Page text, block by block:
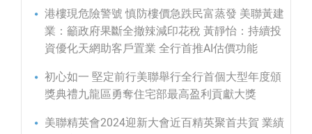
港樓現危險警號 慎防樓價急跌民富蒸發 美聯黃建
業：籲政府果斷全撤辣減印花稅 黃靜怡：持續投
資優化天網助客戶置業 全行首推AI估價功能
初心如一 堅定前行美聯舉行全行首個大型年度頒
獎典禮九龍區勇奪住宅部最高盈利貢獻大獎
美聯精英會2024迎新大會近百精英聚首共賀 業績